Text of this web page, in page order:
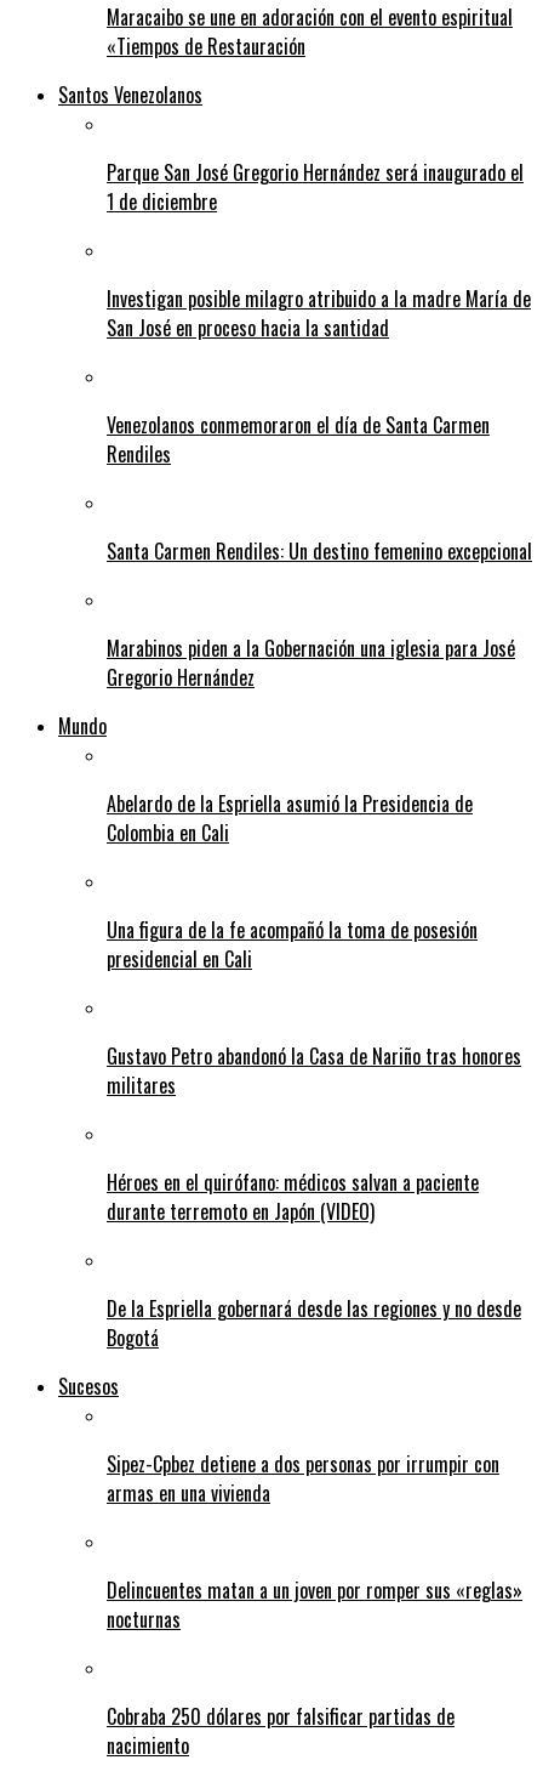
Maracaibo se une en adoración con el evento espiritual
«Tiempos de Restauración
Santos Venezolanos
Parque San José Gregorio Hernández será inaugurado el
1 de diciembre
Investigan posible milagro atribuido a la madre María de
San José en proceso hacia la santidad
Venezolanos conmemoraron el día de Santa Carmen
Rendiles
Santa Carmen Rendiles: Un destino femenino excepcional
Marabinos piden a la Gobernación una iglesia para José
Gregorio Hernández
Mundo
Abelardo de la Espriella asumió la Presidencia de
Colombia en Cali
Una figura de la fe acompañó la toma de posesión
presidencial en Cali
Gustavo Petro abandonó la Casa de Nariño tras honores
militares
Héroes en el quirófano: médicos salvan a paciente
durante terremoto en Japón (VIDEO)
De la Espriella gobernará desde las regiones y no desde
Bogotá
Sucesos
Sipez-Cpbez detiene a dos personas por irrumpir con
armas en una vivienda
Delincuentes matan a un joven por romper sus «reglas»
nocturnas
Cobraba 250 dólares por falsificar partidas de
nacimiento